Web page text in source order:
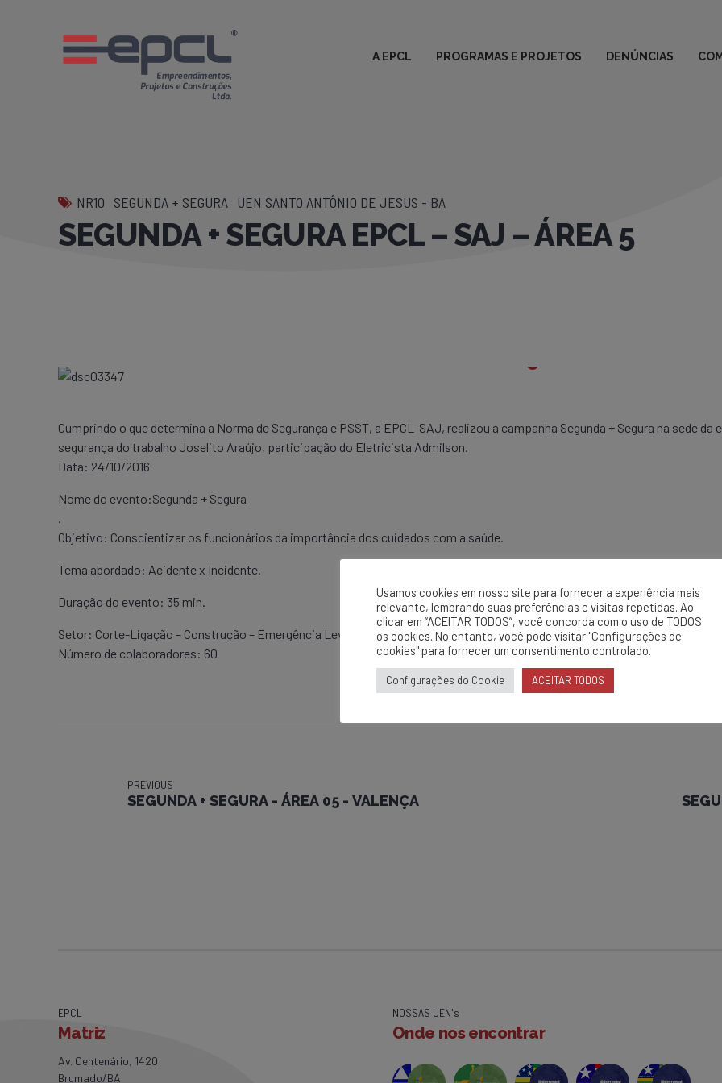
A EPCL PROGRAMAS E PROJETOS DENÚNCIAS
NR10 SEGUNDA + SEGURA UEN SANTO ANTÔNIO DE JESUS - BA
SEGUNDA + SEGURA EPCL – SAJ – ÁREA 5
Cumprindo o que determina a Norma de Segurança e PSST, a EPCL-SAJ, realizou a campanha Segunda + Segura na sede
segurança do trabalho Joselito Araújo, participação do Eletricista Admilson.
Data: 24/10/2016
Nome do evento:Segunda + Segura
Objetivo: Conscientizar os funcionários da importância dos cuidados com a saúde.
Tema abordado: Acidente x Incidente.
Duração do evento: 35 min.
Setor: Corte-Ligação – Construção – Emergência Leve – Manutenção Pesada – Almoxarifado – ADM – OIIN
Número de colaboradores: 60
PREVIOUS
SEGUNDA + SEGURA - ÁREA 05 - VALENÇA
EPCL
Matriz
Av. Centenário, 1420
Brumado/BA
NOSSAS UEN's
Onde nos encontrar
Usamos cookies em nosso site para fornecer a experiência mais
relevante, lembrando suas preferências e visitas repetidas. Ao
clicar em “ACEITAR TODOS”, você concorda com o uso de TODOS
os cookies. No entanto, você pode visitar "Configurações de
cookies" para fornecer um consentimento controlado.
Configurações do Cookie ACEITAR TODOS